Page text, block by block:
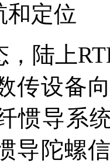
和定位
，陆上
传设备
惯导系
导陀螺